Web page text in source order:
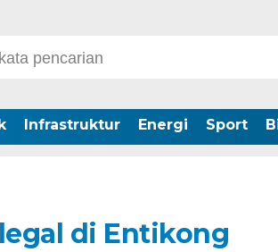
Infrastruktur Energi Sport
di Entikong